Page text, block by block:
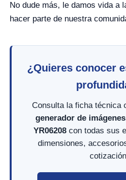
No dude más, le damos vida a
hacer parte de nuestra
¿Quieres conocer
Consulta la ficha técnica
generador de
YR06208 con todas sus
dimensiones,